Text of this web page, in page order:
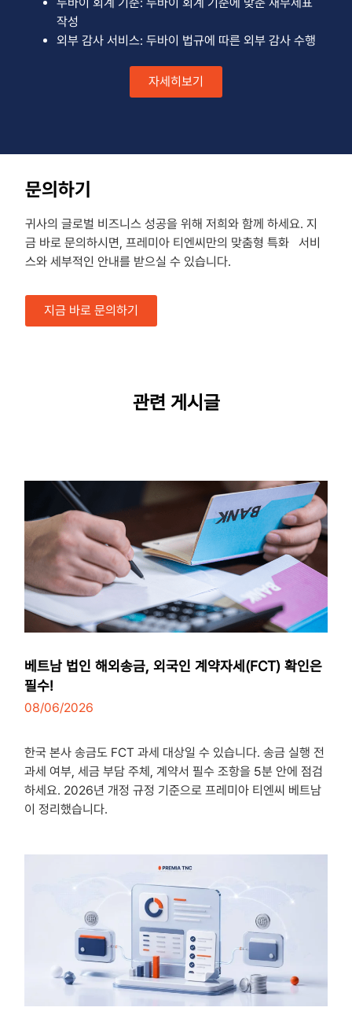
작성
외부 감사 서비스: 두바이 법규에 따른 외부 감사 수행
자세히보기
문의하기
귀사의 글로벌 비즈니스 성공을 위해 저희와 함께 하세요. 지
금 바로 문의하시면, 프레미아 티엔씨만의 맞춤형 특화 서비
스와 세부적인 안내를 받으실 수 있습니다.
지금 바로 문의하기
관련 게시글
베트남 법인 해외송금, 외국인 계약자세(FCT) 확인은
필수!
08/06/2026
한국 본사 송금도 FCT 과세 대상일 수 있습니다. 송금 실행 전
과세 여부, 세금 부담 주체, 계약서 필수 조항을 5분 안에 점검
하세요. 2026년 개정 규정 기준으로 프레미아 티엔씨 베트남
이 정리했습니다.